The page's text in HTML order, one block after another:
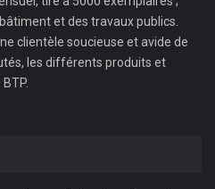
et des travaux publics.
clientèle soucieuse et avide de
les différents produits et